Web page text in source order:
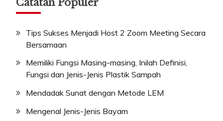
Tips Sukses Menjadi Host 2 Zoom Meeting Secara
Bersamaan
Memiliki Fungsi Masing-masing, Inilah Definisi,
Fungsi dan Jenis-Jenis Plastik Sampah
Mendadak Sunat dengan Metode LEM
Mengenal Jenis-Jenis Bayam